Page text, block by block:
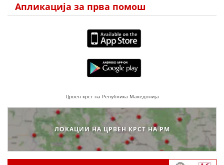
Апликација за прва помош
Црвен крст на Република Македонија
ЛОКАЦИИ НА ЦРВЕН КРСТ НА РМ